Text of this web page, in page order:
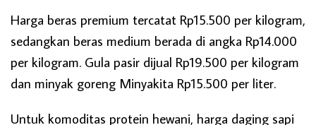
Harga beras premium tercatat Rp15.500 per kilogram,
sedangkan beras medium berada di angka Rp14.000
per kilogram. Gula pasir dijual Rp19.500 per kilogram
dan minyak goreng Minyakita Rp15.500 per liter.
Untuk komoditas protein hewani, harga daging sapi